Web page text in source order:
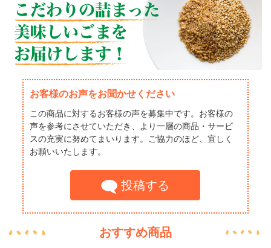
お客様のお声をお聞かせください
この商品に対するお客様の声を募集中です。お客様の
声を参考にさせていただき、より一層の商品・サービ
スの充実に努めてまいります。ご協力のほど、宜しく
お願いいたします。
投稿する
おすすめ商品